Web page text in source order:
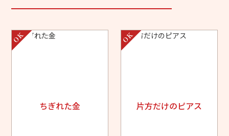
ちぎれた金 片方だけのピアス